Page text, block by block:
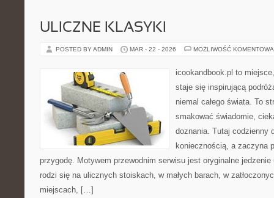
ULICZNE KLASYKI
POSTED BY ADMIN MAR - 22 - 2026 MOŻLIWOŚĆ
icookandbook.pl to
staje się inspirującą
niemal całego świata. To
smakować świadomie,
doznania. Tutaj codzienny
koniecznością, a zaczyna
przygodę. Motywem przewodnim serwisu jest oryginalne
rodzi się na ulicznych stoiskach, w małych barach, w
miejscach, […]